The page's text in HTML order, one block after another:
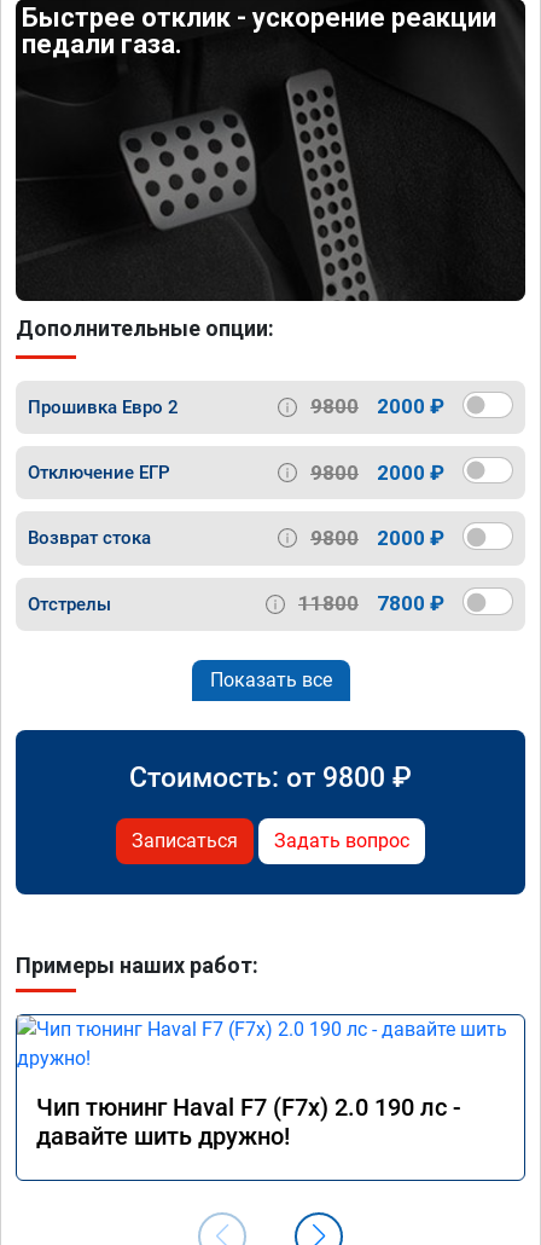
Быстрее отклик - ускорение реакции
педали газа.
Дополнительные опции:
Прошивка Евро 2 9800 2000 ₽
Отключение ЕГР 9800 2000 ₽
Возврат стока 9800 2000 ₽
Отстрелы 11800 7800 ₽
Показать все
Стоимость: от 9800 ₽
Записаться Задать вопрос
Примеры наших работ:
Чип тюнинг Haval F7 (F7x) 2.0 190 лс -
давайте шить дружно!